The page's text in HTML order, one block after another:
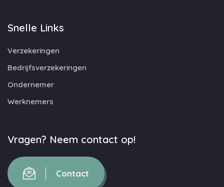
Snelle Links
Verzekeringen
Bedrijfsverzekeringen
Ondernemer
Werknemers
Vragen? Neem contact op!
Contact